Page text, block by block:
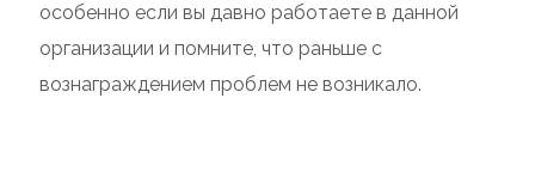
особенно если вы давно работаете в данной
организации и помните, что раньше с
вознаграждением проблем не возникало.